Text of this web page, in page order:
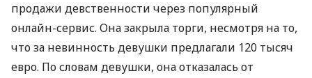
продажи девственности через популярный
онлайн-сервис. Она закрыла торги, несмотря на то,
что за невинность девушки предлагали 120 тысяч
евро. По словам девушки, она отказалась от